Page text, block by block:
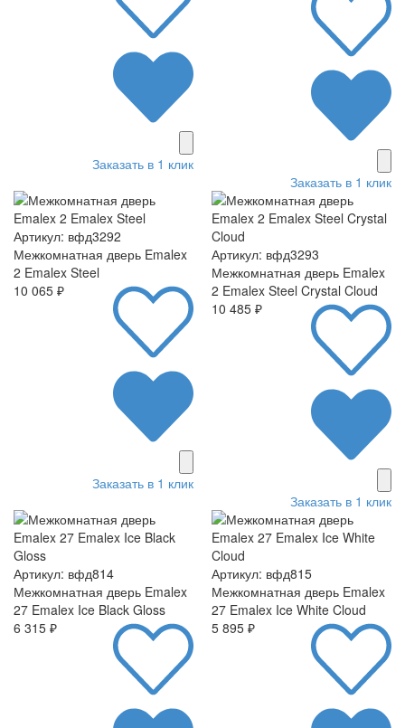
Заказать в 1 клик
Заказать в 1 клик
Артикул: вфд3292
Межкомнатная дверь Emalex
2 Emalex Steel
10 065 ₽
Заказать в 1 клик
Артикул: вфд3293
Межкомнатная дверь Emalex
2 Emalex Steel Crystal Cloud
10 485 ₽
Заказать в 1 клик
Артикул: вфд814
Межкомнатная дверь Emalex
27 Emalex Ice Black Gloss
6 315 ₽
Артикул: вфд815
Межкомнатная дверь Emalex
27 Emalex Ice White Cloud
5 895 ₽